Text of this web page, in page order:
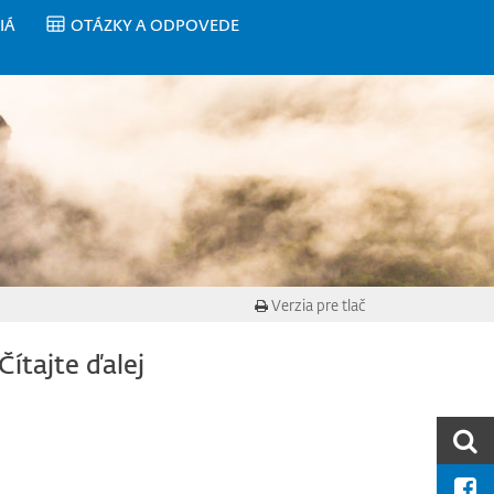
OTÁZKY A ODPOVEDE
Verzia pre tlač
ďalej